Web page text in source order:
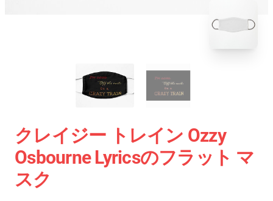
クレイジー トレイン Ozzy
Osbourne Lyricsのフラット マ
スク